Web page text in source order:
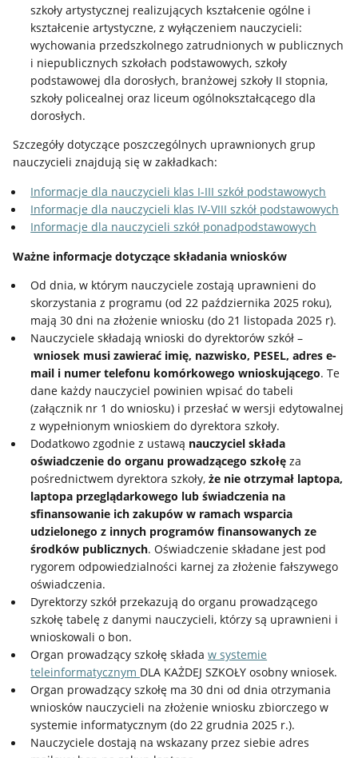
szkoły artystycznej realizujących kształcenie ogólne i
kształcenie artystyczne, z wyłączeniem nauczycieli:
wychowania przedszkolnego zatrudnionych w publicznych
i niepublicznych szkołach podstawowych, szkoły
podstawowej dla dorosłych, branżowej szkoły II stopnia,
szkoły policealnej oraz liceum ogólnokształcącego dla
dorosłych.
Szczegóły dotyczące poszczególnych uprawnionych grup
nauczycieli znajdują się w zakładkach:
Informacje dla nauczycieli klas I-III szkół podstawowych
Informacje dla nauczycieli klas IV-VIII szkół podstawowych
Informacje dla nauczycieli szkół ponadpodstawowych
Ważne informacje dotyczące składania wniosków
Od dnia, w którym nauczyciele zostają uprawnieni do
skorzystania z programu (od 22 października 2025 roku),
mają 30 dni na złożenie wniosku (do 21 listopada 2025 r).
Nauczyciele składają wnioski do dyrektorów szkół –
wniosek musi zawierać imię, nazwisko, PESEL, adres e-
mail i numer telefonu komórkowego wnioskującego. Te
dane każdy nauczyciel powinien wpisać do tabeli
(załącznik nr 1 do wniosku) i przesłać w wersji edytowalnej
z wypełnionym wnioskiem do dyrektora szkoły.
Dodatkowo zgodnie z ustawą nauczyciel składa
oświadczenie do organu prowadzącego szkołę za
pośrednictwem dyrektora szkoły,że nie otrzymał laptopa,
laptopa przeglądarkowego lub świadczenia na
sfinansowanie ich zakupów w ramach wsparcia
udzielonego z innych programów finansowanych ze
środków publicznych. Oświadczenie składane jest pod
rygorem odpowiedzialności karnej za złożenie fałszywego
oświadczenia.
Dyrektorzy szkół przekazują do organu prowadzącego
szkołę tabelę z danymi nauczycieli, którzy są uprawnieni i
wnioskowali o bon.
Organ prowadzący szkołę składaw systemie
teleinformatycznym DLA KAŻDEJ SZKOŁY osobny wniosek.
Organ prowadzący szkołę ma 30 dni od dnia otrzymania
wniosków nauczycieli na złożenie wniosku zbiorczego w
systemie informatycznym (do 22 grudnia 2025 r.).
Nauczyciele dostają na wskazany przez siebie adres